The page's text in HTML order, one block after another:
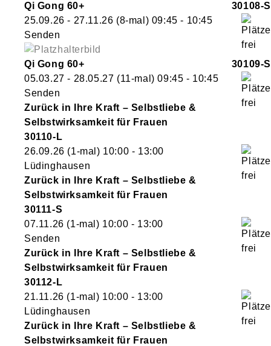
Qi Gong 60+
30108-S
25.09.26 - 27.11.26 (8-mal) 09:45 - 10:45
Senden
Qi Gong 60+
30109-S
05.03.27 - 28.05.27 (11-mal)09:45 - 10:45
Senden
Zurück in Ihre Kraft – Selbstliebe &
Selbstwirksamkeit für Frauen
30110-L
26.09.26 (1-mal) 10:00 - 13:00
Lüdinghausen
Zurück in Ihre Kraft – Selbstliebe &
Selbstwirksamkeit für Frauen
30111-S
07.11.26 (1-mal) 10:00 - 13:00
Senden
Zurück in Ihre Kraft – Selbstliebe &
Selbstwirksamkeit für Frauen
30112-L
21.11.26 (1-mal) 10:00 - 13:00
Lüdinghausen
Zurück in Ihre Kraft – Selbstliebe &
Selbstwirksamkeit für Frauen